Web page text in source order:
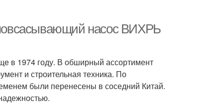
насос ВИХРЬ
в 1974 году. В обширный ассортимент
и строительная техника. По
были перенесены в соседний Китай.